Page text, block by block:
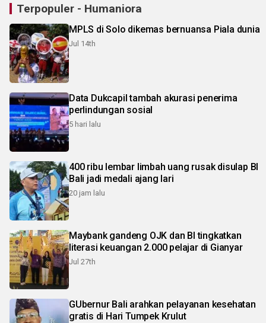
Terpopuler - Humaniora
MPLS di Solo dikemas bernuansa Piala dunia
Jul 14th
Data Dukcapil tambah akurasi penerima
perlindungan sosial
5 hari lalu
400 ribu lembar limbah uang rusak disulap BI
Bali jadi medali ajang lari
20 jam lalu
Maybank gandeng OJK dan BI tingkatkan
literasi keuangan 2.000 pelajar di Gianyar
Jul 27th
GUbernur Bali arahkan pelayanan kesehatan
gratis di Hari Tumpek Krulut